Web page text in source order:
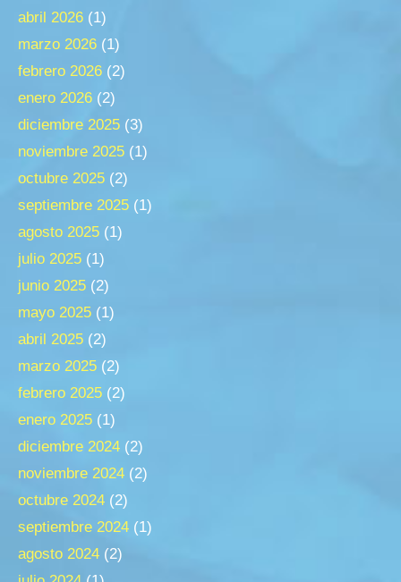
abril 2026 (1)
marzo 2026 (1)
febrero 2026 (2)
enero 2026 (2)
diciembre 2025 (3)
noviembre 2025 (1)
octubre 2025 (2)
septiembre 2025 (1)
agosto 2025 (1)
julio 2025 (1)
junio 2025 (2)
mayo 2025 (1)
abril 2025 (2)
marzo 2025 (2)
febrero 2025 (2)
enero 2025 (1)
diciembre 2024 (2)
noviembre 2024 (2)
octubre 2024 (2)
septiembre 2024 (1)
agosto 2024 (2)